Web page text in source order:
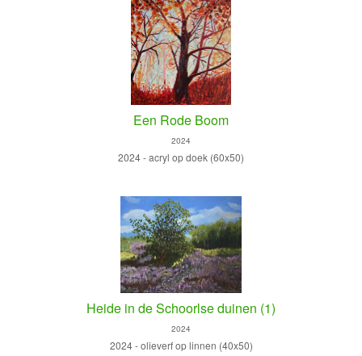
Een Rode Boom
2024
2024 - acryl op doek (60x50)
Heide in de Schoorlse duinen (1)
2024
2024 - olieverf op linnen (40x50)